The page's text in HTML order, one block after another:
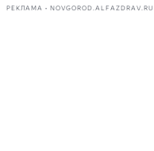
РЕКЛАМА • NOVGOROD.ALFAZDRAV.RU